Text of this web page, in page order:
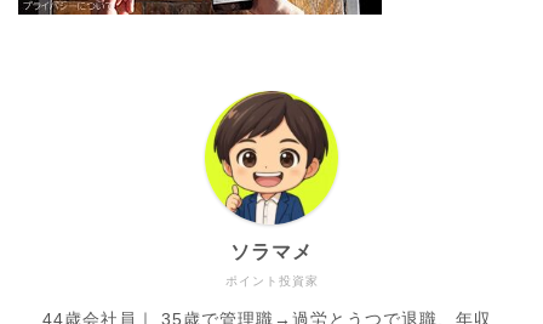
ポイント投資家
ソラマメ
44歳会社員｜ 35歳で管理職→過労とうつで退職、年収